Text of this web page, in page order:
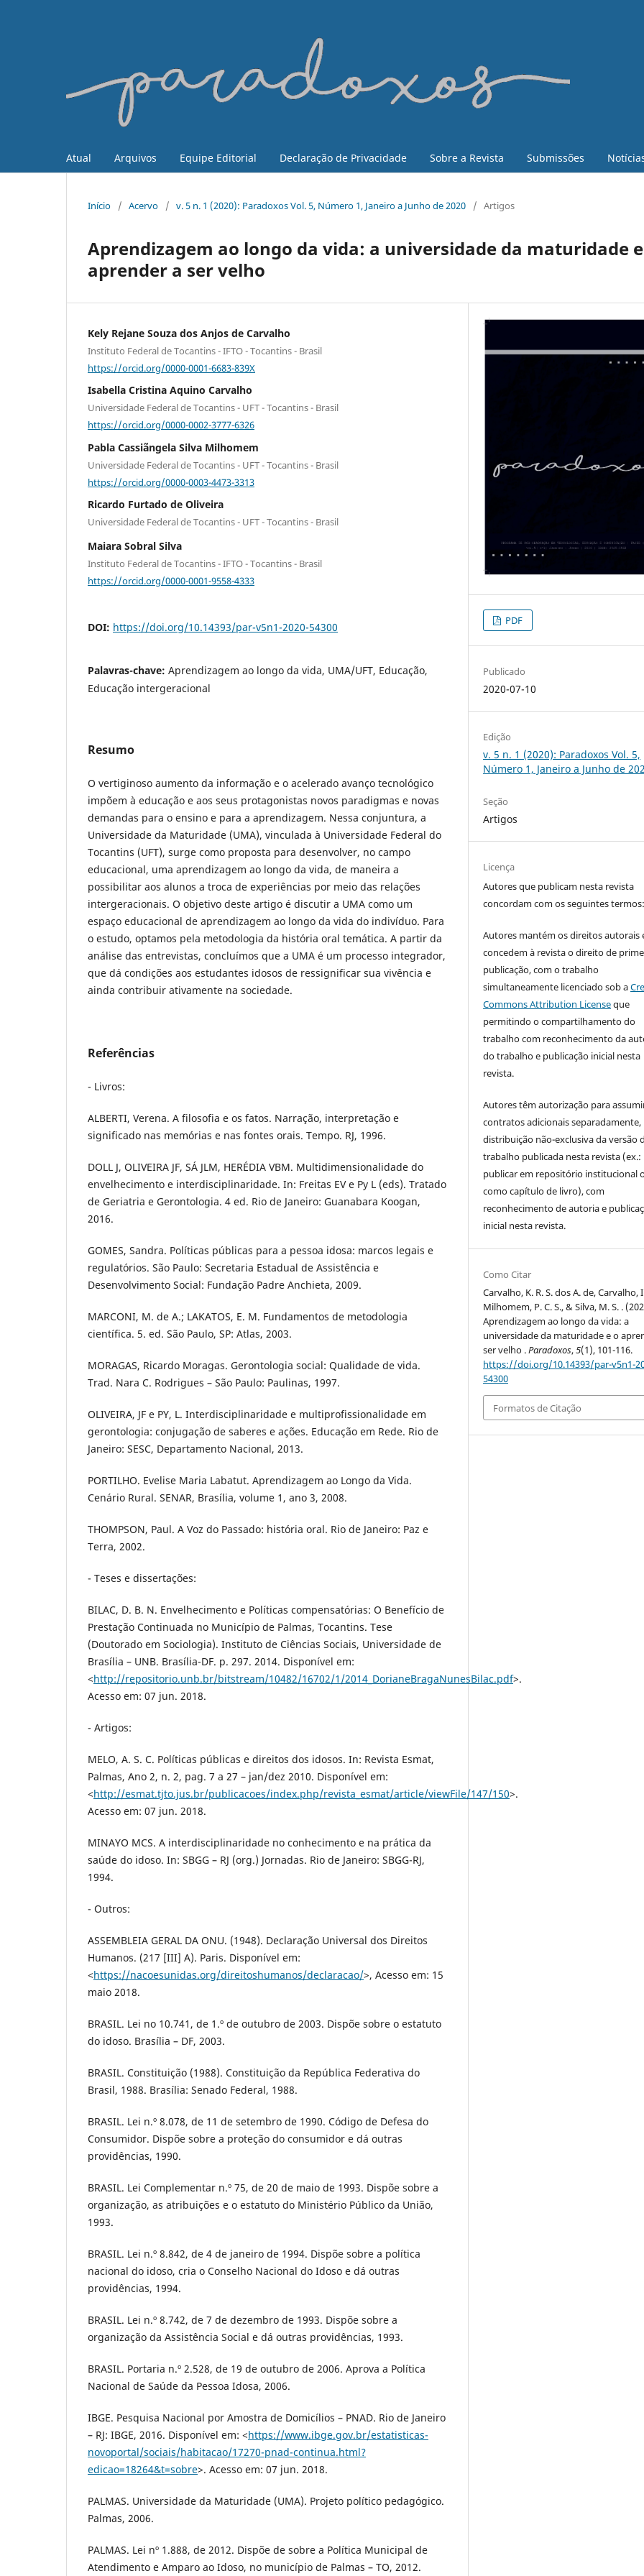
Atual Arquivos Equipe Editorial Declaração de Privacidade Sobre a Revista Submissões
Início / Acervo / v. 5 n. 1 (2020): Paradoxos Vol. 5, Número 1, Janeiro a Junho de 2020 / Artigos
Aprendizagem ao longo da vida: a universidade da maturidade
aprender a ser velho
Kely Rejane Souza dos Anjos de Carvalho
Instituto Federal de Tocantins - IFTO - Tocantins - Brasil
https://orcid.org/0000-0001-6683-839X
Isabella Cristina Aquino Carvalho
Universidade Federal de Tocantins - UFT - Tocantins - Brasil
https://orcid.org/0000-0002-3777-6326
Pabla Cassiãngela Silva Milhomem
Universidade Federal de Tocantins - UFT - Tocantins - Brasil
https://orcid.org/0000-0003-4473-3313
Ricardo Furtado de Oliveira
Universidade Federal de Tocantins - UFT - Tocantins - Brasil
Maiara Sobral Silva
Instituto Federal de Tocantins - IFTO - Tocantins - Brasil
https://orcid.org/0000-0001-9558-4333
DOI: https://doi.org/10.14393/par-v5n1-2020-54300
Palavras-chave: Aprendizagem ao longo da vida, UMA/UFT, Educação,
Educação intergeracional
Resumo
O vertiginoso aumento da informação e o acelerado avanço tecnológico
impõem à educação e aos seus protagonistas novos paradigmas e novas
demandas para o ensino e para a aprendizagem. Nessa conjuntura, a
Universidade da Maturidade (UMA), vinculada à Universidade Federal do
Tocantins (UFT), surge como proposta para desenvolver, no campo
educacional, uma aprendizagem ao longo da vida, de maneira a
possibilitar aos alunos a troca de experiências por meio das relações
intergeracionais. O objetivo deste artigo é discutir a UMA como um
espaço educacional de aprendizagem ao longo da vida do indivíduo. Para
o estudo, optamos pela metodologia da história oral temática. A partir da
análise das entrevistas, concluímos que a UMA é um processo integrador,
que dá condições aos estudantes idosos de ressignificar sua vivência e
ainda contribuir ativamente na sociedade.
Referências
- Livros:
ALBERTI, Verena. A filosofia e os fatos. Narração, interpretação e
significado nas memórias e nas fontes orais. Tempo. RJ, 1996.
DOLL J, OLIVEIRA JF, SÁ JLM, HERÉDIA VBM. Multidimensionalidade do
envelhecimento e interdisciplinaridade. In: Freitas EV e Py L (eds). Tratado
de Geriatria e Gerontologia. 4 ed. Rio de Janeiro: Guanabara Koogan,
2016.
GOMES, Sandra. Políticas públicas para a pessoa idosa: marcos legais e
regulatórios. São Paulo: Secretaria Estadual de Assistência e
Desenvolvimento Social: Fundação Padre Anchieta, 2009.
MARCONI, M. de A.; LAKATOS, E. M. Fundamentos de metodologia
científica. 5. ed. São Paulo, SP: Atlas, 2003.
MORAGAS, Ricardo Moragas. Gerontologia social: Qualidade de vida.
Trad. Nara C. Rodrigues – São Paulo: Paulinas, 1997.
OLIVEIRA, JF e PY, L. Interdisciplinaridade e multiprofissionalidade em
gerontologia: conjugação de saberes e ações. Educação em Rede. Rio de
Janeiro: SESC, Departamento Nacional, 2013.
PORTILHO. Evelise Maria Labatut. Aprendizagem ao Longo da Vida.
Cenário Rural. SENAR, Brasília, volume 1, ano 3, 2008.
THOMPSON, Paul. A Voz do Passado: história oral. Rio de Janeiro: Paz e
Terra, 2002.
- Teses e dissertações:
BILAC, D. B. N. Envelhecimento e Políticas compensatórias: O Benefício de
Prestação Continuada no Município de Palmas, Tocantins. Tese
(Doutorado em Sociologia). Instituto de Ciências Sociais, Universidade de
Brasília – UNB. Brasília-DF. p. 297. 2014. Disponível em:
<http://repositorio.unb.br/bitstream/10482/16702/1/2014_DorianeBragaNunesBilac.pdf>.
Acesso em: 07 jun. 2018.
- Artigos:
MELO, A. S. C. Políticas públicas e direitos dos idosos. In: Revista Esmat,
Palmas, Ano 2, n. 2, pag. 7 a 27 – jan/dez 2010. Disponível em:
<http://esmat.tjto.jus.br/publicacoes/index.php/revista_esmat/article/viewFile/147/150>.
Acesso em: 07 jun. 2018.
MINAYO MCS. A interdisciplinaridade no conhecimento e na prática da
saúde do idoso. In: SBGG – RJ (org.) Jornadas. Rio de Janeiro: SBGG-RJ,
1994.
- Outros:
ASSEMBLEIA GERAL DA ONU. (1948). Declaração Universal dos Direitos
Humanos. (217 [III] A). Paris. Disponível em:
<https://nacoesunidas.org/direitoshumanos/declaracao/>, Acesso em: 15
maio 2018.
BRASIL. Lei no 10.741, de 1.º de outubro de 2003. Dispõe sobre o estatuto
do idoso. Brasília – DF, 2003.
BRASIL. Constituição (1988). Constituição da República Federativa do
Brasil, 1988. Brasília: Senado Federal, 1988.
BRASIL. Lei n.º 8.078, de 11 de setembro de 1990. Código de Defesa do
Consumidor. Dispõe sobre a proteção do consumidor e dá outras
providências, 1990.
BRASIL. Lei Complementar n.º 75, de 20 de maio de 1993. Dispõe sobre a
organização, as atribuições e o estatuto do Ministério Público da União,
1993.
BRASIL. Lei n.º 8.842, de 4 de janeiro de 1994. Dispõe sobre a política
nacional do idoso, cria o Conselho Nacional do Idoso e dá outras
providências, 1994.
BRASIL. Lei n.º 8.742, de 7 de dezembro de 1993. Dispõe sobre a
organização da Assistência Social e dá outras providências, 1993.
BRASIL. Portaria n.º 2.528, de 19 de outubro de 2006. Aprova a Política
Nacional de Saúde da Pessoa Idosa, 2006.
IBGE. Pesquisa Nacional por Amostra de Domicílios – PNAD. Rio de Janeiro
– RJ: IBGE, 2016. Disponível em: <https://www.ibge.gov.br/estatisticas-
novoportal/sociais/habitacao/17270-pnad-continua.html?
edicao=18264&t=sobre>. Acesso em: 07 jun. 2018.
PALMAS. Universidade da Maturidade (UMA). Projeto político pedagógico.
Palmas, 2006.
PALMAS. Lei nº 1.888, de 2012. Dispõe de sobre a Política Municipal de
Atendimento e Amparo ao Idoso, no município de Palmas – TO, 2012.
PDF
Publicado
2020-07-10
Edição
v. 5 n. 1 (2020): Paradoxos Vol. 5,
Número 1, Janeiro a Junho de
Seção
Artigos
Licença
Autores que publicam nesta revista
concordam com os seguintes termos:
Autores mantém os direitos autorais
concedem à revista o direito de
publicação, com o trabalho
simultaneamente licenciado sob a
Commons Attribution Licenseque
permitindo o compartilhamento do
trabalho com reconhecimento da
do trabalho e publicação inicial nesta
revista.
Autores têm autorização para
contratos adicionais separadamente,
distribuição não-exclusiva da versão
trabalho publicada nesta revista (ex.:
publicar em repositório institucional
como capítulo de livro), com
reconhecimento de autoria e
inicial nesta revista.
Como Citar
Carvalho, K. R. S. dos A. de, Carvalho,
Milhomem, P. C. S., & Silva, M. S. .
Aprendizagem ao longo da vida: a
universidade da maturidade e o
ser velho .Paradoxos,5(1), 101-116.
https://doi.org/10.14393/par-v5n1-
54300
Formatos de Citação